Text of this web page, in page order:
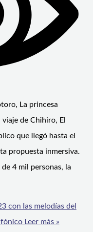
La princesa
de Chihiro, El
que llegó hasta el
propuesta inmersiva.
4 mil personas, la
con las melodías del
Leer más »